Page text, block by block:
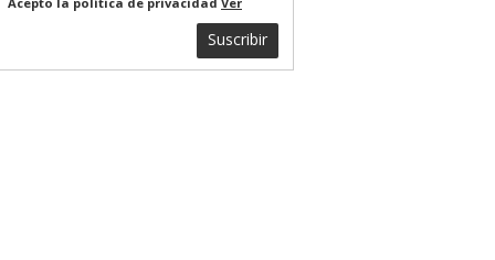
Suscribir